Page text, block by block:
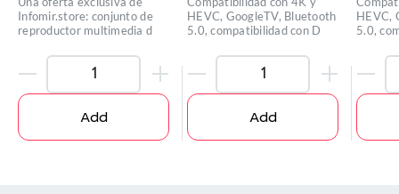
Infomir.store: conjunto de
reproductor multimedia d
Add
HEVC, GoogleTV, Bluetooth
5.0, compatibilidad con D
Add
HEVC,
5.0,